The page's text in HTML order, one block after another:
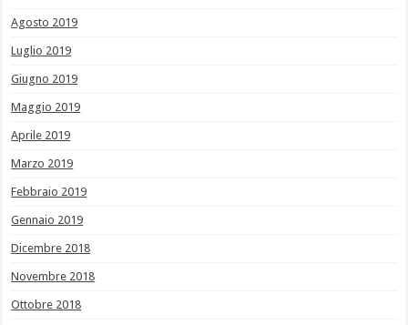
Agosto 2019
Luglio 2019
Giugno 2019
Maggio 2019
Aprile 2019
Marzo 2019
Febbraio 2019
Gennaio 2019
Dicembre 2018
Novembre 2018
Ottobre 2018